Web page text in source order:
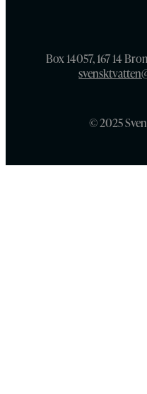
Box 14057, 167 14
© 2025